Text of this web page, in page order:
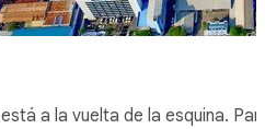
a la vuelta de la esquina.